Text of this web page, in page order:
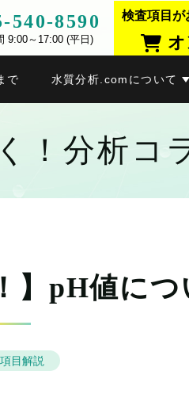
540-8590
9:00～17:00 (平日)
検査項目が
で 水質分析.comについて
！分析コ
】pH値につ
目解説